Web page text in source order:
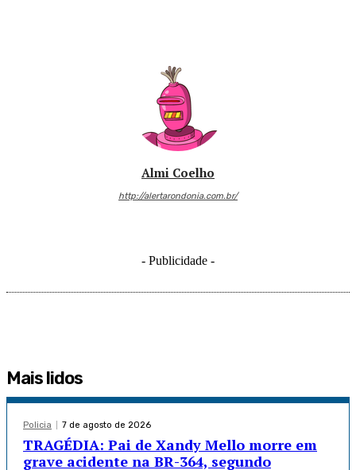
Almi Coelho
http://alertarondonia.com.br/
- Publicidade -
Mais lidos
Policia 7 de agosto de 2026
TRAGÉDIA: Pai de Xandy Mello morre em
grave acidente na BR-364, segundo